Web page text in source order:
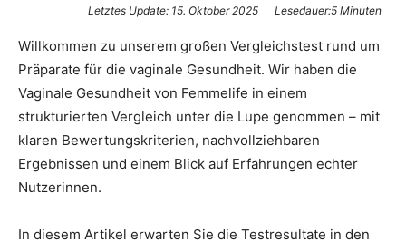
Letztes Update: 15. Oktober 2025 Lesedauer:5 Minuten
Willkommen zu unserem großen Vergleichstest rund um
Präparate für die vaginale Gesundheit. Wir haben die
Vaginale Gesundheit von Femmelife in einem
strukturierten Vergleich unter die Lupe genommen – mit
klaren Bewertungskriterien, nachvollziehbaren
Ergebnissen und einem Blick auf Erfahrungen echter
Nutzerinnen.
In diesem Artikel erwarten Sie die Testresultate in den